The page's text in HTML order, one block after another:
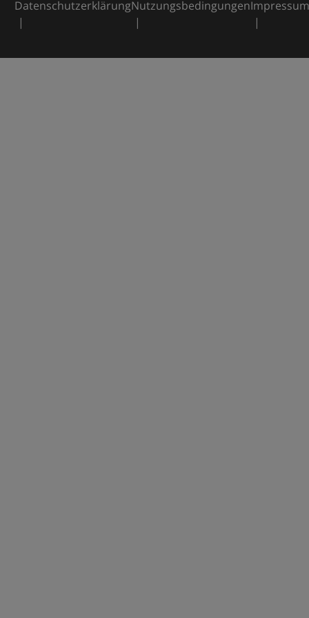
DatenschutzerklärungNutzungsbedingungenImpressum